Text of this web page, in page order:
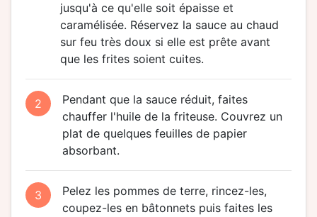
jusqu'à ce qu'elle soit épaisse et
caramélisée. Réservez la sauce au chaud
sur feu très doux si elle est prête avant
que les frites soient cuites.
2
Pendant que la sauce réduit, faites
chauffer l'huile de la friteuse. Couvrez un
plat de quelques feuilles de papier
absorbant.
3
Pelez les pommes de terre, rincez-les,
coupez-les en bâtonnets puis faites les